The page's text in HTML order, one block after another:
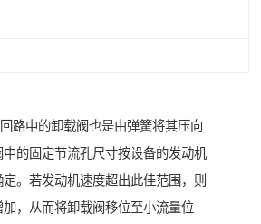
中的卸载阀也是由弹簧将其压向
的固定节流孔尺寸按设备的发动机
。若发动机速度超出此佳范围，则
，从而将卸载阀移位至小流量位